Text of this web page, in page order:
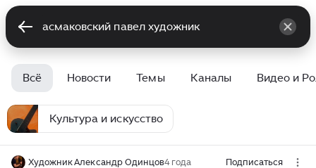
Всё Новости Темы Каналы Видео и
Культура и искусство
Художник Александр Одинцов4 года Подписаться